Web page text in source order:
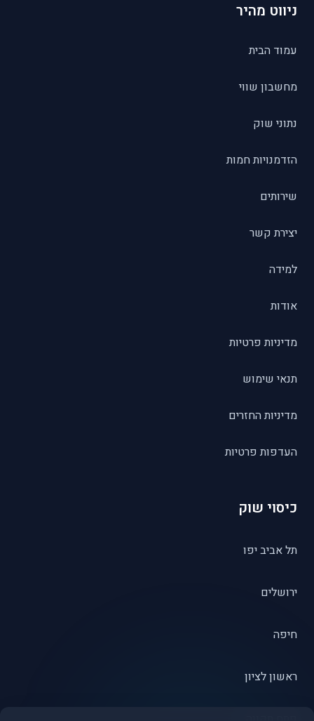
ניווט מהיר
עמוד הבית
מחשבון שווי
נתוני שוק
הזדמנויות חמות
שירותים
יצירת קשר
למידה
אודות
מדיניות פרטיות
תנאי שימוש
מדיניות החזרים
העדפות פרטיות
כיסוי שוק
תל אביב יפו
ירושלים
חיפה
ראשון לציון